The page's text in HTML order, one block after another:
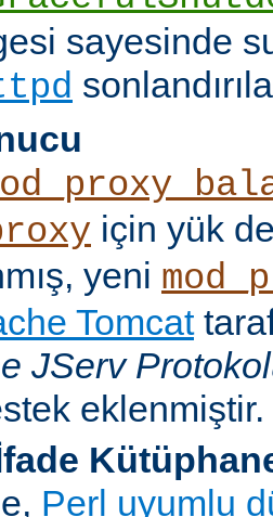
sayesinde
için yük
yeni
Tomcat
JServ
eklenmiştir.
Perl uyumlu